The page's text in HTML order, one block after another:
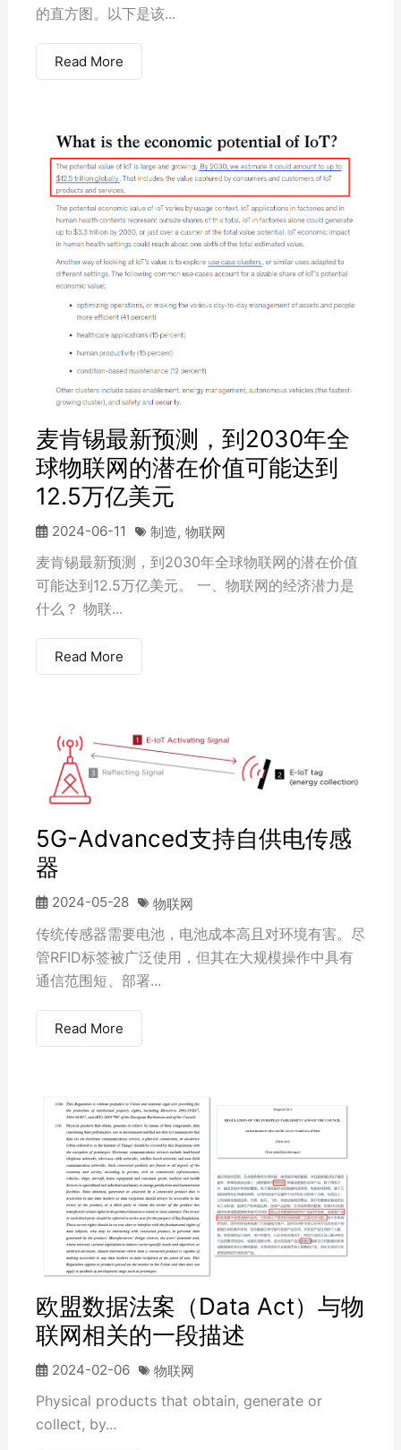
的直方图。以下是该...
Read More
麦肯锡最新预测，到2030年全
球物联网的潜在价值可能达到
12.5万亿美元
2024-06-11 制造, 物联网
麦肯锡最新预测，到2030年全球物联网的潜在价值
可能达到12.5万亿美元。 一、物联网的经济潜力是
什么？ 物联...
Read More
5G-Advanced支持自供电传感
器
2024-05-28 物联网
传统传感器需要电池，电池成本高且对环境有害。尽
管RFID标签被广泛使用，但其在大规模操作中具有
通信范围短、部署...
Read More
欧盟数据法案（Data Act）与物
联网相关的一段描述
2024-02-06 物联网
Physical products that obtain, generate or
collect, by...